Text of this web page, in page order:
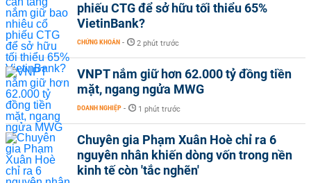
phiếu CTG để sở hữu tối thiểu 65%
VietinBank?
CHỨNG KHOÁN - 2 phút trước
VNPT nắm giữ hơn 62.000 tỷ đồng tiền
mặt, ngang ngửa MWG
DOANH NGHIỆP - 1 phút trước
Chuyên gia Phạm Xuân Hoè chỉ ra 6
nguyên nhân khiến dòng vốn trong nền
kinh tế còn 'tắc nghẽn'